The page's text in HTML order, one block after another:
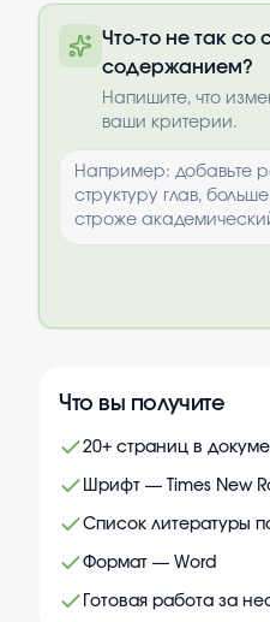
Что-то не так со
содержанием?
Напишите, что
ваши критерии.
Что вы получите
20+ страниц в
Шрифт — Times New
Список литературы
Формат — Word
Готовая работа за